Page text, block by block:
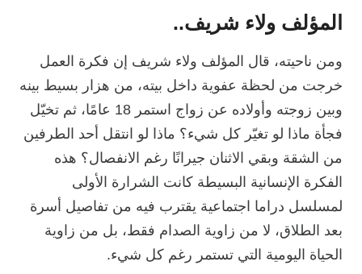
المؤلف ولاء شريف..
ومن ناحيته، قال المؤلف ولاء شريف إن فكرة العمل
خرجت من لحظة عفوية داخل بيته، من هزار بسيط بينه
وبين زوجته وأولاده عن زواج استمر 18 عامًا، ثم تخيّل
فجأة ماذا لو تغيّر كل شيء؟ ماذا لو انتقل أحد الطرفين
من الشقة وبقي الاثنان جيرانًا رغم الانفصال؟ هذه
الفكرة الإنسانية البسيطة كانت الشرارة الأولى
لمسلسل دراما اجتماعية يقترب فيه من تفاصيل أسرة
بعد الطلاق، لا من زاوية الصدام فقط، بل من زاوية
الحياة اليومية التي تستمر رغم كل شيء.